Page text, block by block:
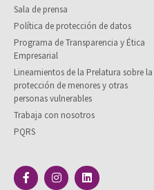
Sala de prensa
Política de protección de datos
Programa de Transparencia y Ética
Empresarial
Lineamientos de la Prelatura sobre la
protección de menores y otras
personas vulnerables
Trabaja con nosotros
PQRS